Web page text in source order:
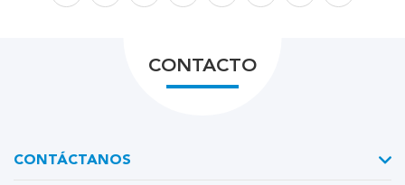
CONTACTO
CONTÁCTANOS